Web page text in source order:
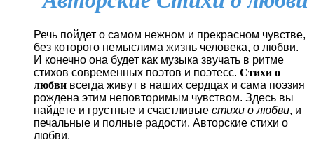
Речь пойдет о самом нежном и прекрасном чувстве,
без которого немыслима жизнь человека, о любви.
И конечно она будет как музыка звучать в ритме
стихов современных поэтов и поэтесс. Стихи о
любви всегда живут в наших сердцах и сама поэзия
рождена этим неповторимым чувством. Здесь вы
найдете и грустные и счастливые стихи о любви, и
печальные и полные радости. Авторские стихи о
любви.